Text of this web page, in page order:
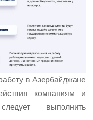
в Азербайджане
компаниям и
выполнить